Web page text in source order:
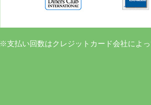
※支払い回数はクレジットカード会社によっ